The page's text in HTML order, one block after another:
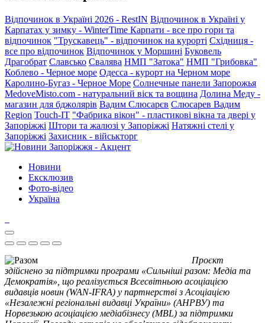
Відпочинок в Україні 2026 - RestIN Відпочинок в Україні у
Карпатах у зимку - WinterTime Карпати - все про гори та
відпочинок "Трускавець" - відпочинок на курорті Східниця -
все про відпочинок Відпочинок у Моршині Буковель
Драгобрат Славсько Свалява НМП "Затока" НМП "Грибовка"
Коблево - Черное море Одесса - курорт на Черном море
Каролино-Бугаз - Черное Море Солнечные панели Запорожья
MedoveMisto.com - натуральний віск та вощина Долина Меду -
магазин для бджолярів Вадим Слюсарєв Слюсарев Вадим
Region Touch-IT "Фабрика вікон" - пластикові вікна та двері у
Запоріжжі Штори та жалюзі у Запоріжжі Натяжні стелі у
Запоріжжі Захисник - військторг
Новини
Ексклюзив
Фото-відео
Україна
Проєкт
здійснено за підтримки програми «Сильніші разом: Медіа та
Демократія», що реалізується Всесвітньою асоціацією
видавців новин (WAN-IFRA) у партнерстві з Асоціацією
«Незалежні регіональні видавці України» (АНРВУ) та
Норвезькою асоціацією медіабізнесу (MBL) за підтримки